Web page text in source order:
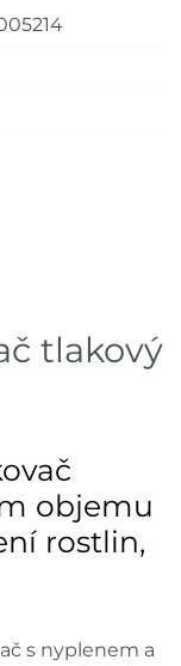
dnů
7 dnů
1 ks
dnů
tlakový
objemu
rostlin,
s nyplenem a